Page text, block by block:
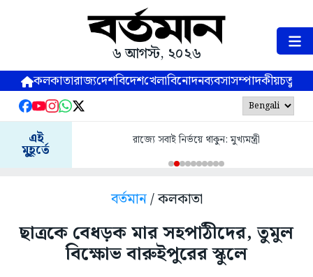
৬ আগস্ট, ২০২৬
কলকাতারাজ্যদেশবিদেশখেলাবিনোদনব্যবসাসম্পাদকীয়
এই
মুহূর্তে
রাজ্যে সবাই নির্ভয়ে থাকুন: মুখ্যমন্ত্রী
বর্তমান/ কলকাতা
ছাত্রকে বেধড়ক মার সহপাঠীদের, তুমুল
বিক্ষোভ বারুইপুরের স্কুলে